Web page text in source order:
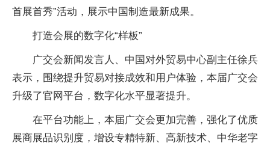
首展首秀”活动，展示中国制造最新成果。
打造会展的数字化“样板”
广交会新闻发言人、中国对外贸易中心副主任徐兵
表示，围绕提升贸易对接成效和用户体验，本届广交会
升级了官网平台，数字化水平显著提升。
在平台功能上，本届广交会更加完善，强化了优质
展商展品识别度，增设专精特新、高新技术、中华老字